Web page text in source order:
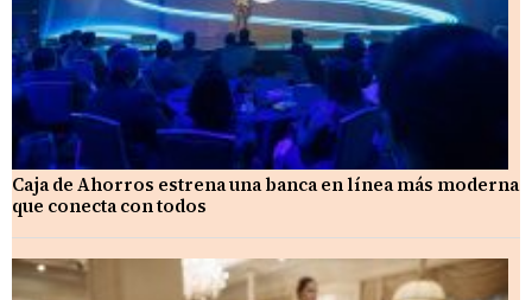
Caja de Ahorros estrena una banca en línea más moderna
que conecta con todos